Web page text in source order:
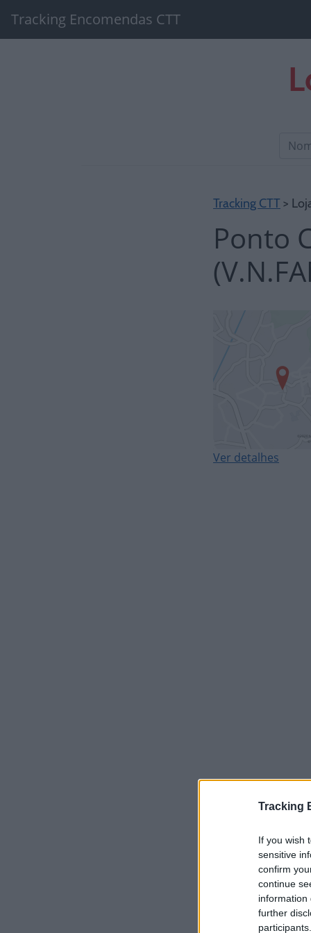
Tracking
If you wish
sensitive
confirm
continue
information
further
Tracking Encomendas CTT
Tracking CTT >
Ponto
Ver detalhes
Serviços
Correio e
Aviso -